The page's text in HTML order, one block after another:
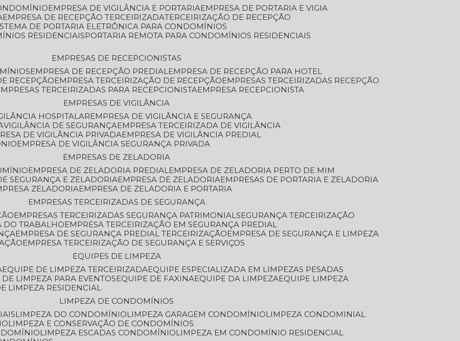
EMPRESA DE VIGILÂNCIA E PORTARIA
EMPRESA DE PORTARIA E VIGIA
EMPRESA DE RECEPÇÃO TERCEIRIZADA TERCEIRIZAÇÃO DE RECEPÇÃO
DE PORTARIA ELETRÔNICA PARA CONDOMÍNIOS
RESIDENCIAIS
PORTARIA REMOTA PARA CONDOMÍNIOS RESIDENCIAIS
EMPRESAS DE RECEPCIONISTAS
EMPRESA DE RECEPÇÃO PREDIAL
EMPRESA DE RECEPÇÃO PARA HOTEL
RECEPÇÃO EMPRESA TERCEIRIZAÇÃO DE RECEPÇÃO
EMPRESAS TERCEIRIZADAS RECEPÇÃO
EMPRESAS TERCEIRIZADAS PARA RECEPCIONISTA
EMPRESA RECEPCIONISTA
EMPRESAS DE VIGILÂNCIA
HOSPITALAR
EMPRESA DE VIGILÂNCIA E SEGURANÇA
VIGILÂNCIA DE SEGURANÇA
EMPRESA TERCEIRIZADA DE VIGILÂNCIA
DE VIGILÂNCIA PRIVADA
EMPRESA DE VIGILÂNCIA PREDIAL
EMPRESA DE VIGILÂNCIA SEGURANÇA PRIVADA
EMPRESAS DE ZELADORIA
EMPRESA DE ZELADORIA PREDIAL
EMPRESA DE ZELADORIA PERTO DE MIM
SEGURANÇA E ZELADORIA EMPRESA DE ZELADORIA
EMPRESAS DE PORTARIA E ZELADORIA
ZELADORIA
EMPRESA DE ZELADORIA E PORTARIA
EMPRESAS TERCEIRIZADAS DE SEGURANÇA
EMPRESAS TERCEIRIZADAS SEGURANÇA PATRIMONIAL SEGURANÇA TERCEIRIZAÇÃO
DO TRABALHO
EMPRESA TERCEIRIZAÇÃO EM SEGURANÇA PREDIAL
EMPRESA DE SEGURANÇA PREDIAL TERCEIRIZAÇÃO
EMPRESA DE SEGURANÇA E LIMPEZA
EMPRESA TERCEIRIZAÇÃO DE SEGURANÇA E SERVIÇOS
EQUIPES DE LIMPEZA
EQUIPE DE LIMPEZA TERCEIRIZADA EQUIPE ESPECIALIZADA EM LIMPEZAS PESADAS
DE LIMPEZA PARA EVENTOS EQUIPE DE FAXINA EQUIPE DA LIMPEZA EQUIPE LIMPEZA
LIMPEZA RESIDENCIAL
LIMPEZA DE CONDOMÍNIOS
LIMPEZA DO CONDOMÍNIO LIMPEZA GARAGEM CONDOMÍNIO
LIMPEZA CONDOMINIAL
LIMPEZA E CONSERVAÇÃO DE CONDOMÍNIOS
LIMPEZA ESCADAS CONDOMÍNIO
LIMPEZA EM CONDOMÍNIO RESIDENCIAL